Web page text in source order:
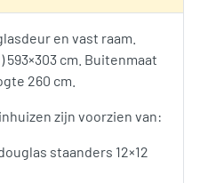
en vast raam.
cm. Buitenmaat
260 cm.
zijn voorzien van:
staanders 12×12